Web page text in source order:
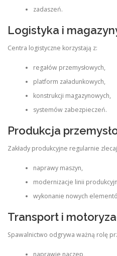
zadaszeń.
Logistyka i
Centra logistyczne korzystają z:
regałów przemysłowych,
platform załadunkowych,
konstrukcji magazynowych,
systemów zabezpieczeń.
Produkcja
Zakłady produkcyjne regularnie
naprawy maszyn,
modernizacje linii
wykonanie nowych
Transport i
Spawalnictwo odgrywa ważną rolę
naprawie naczep,